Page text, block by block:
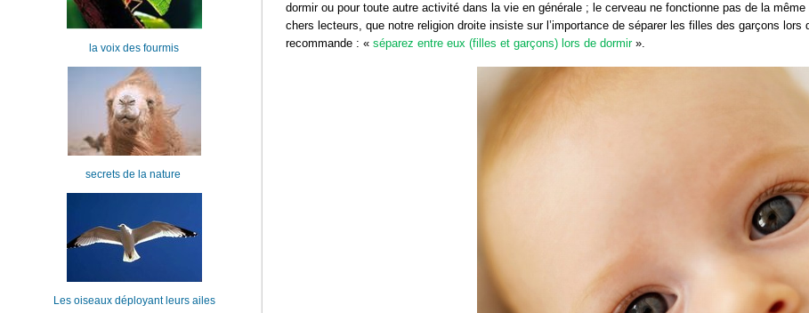
dormir ou pour toute autre activité dans la vie en générale ; le cerveau ne fonctionne pas de la
chers lecteurs, que notre religion droite insiste sur l’importance de séparer les filles des garçons lors
recommande : « séparez entre eux (filles et garçons) lors de dormir ».
la voix des fourmis
secrets de la nature
Les oiseaux déployant leurs ailes